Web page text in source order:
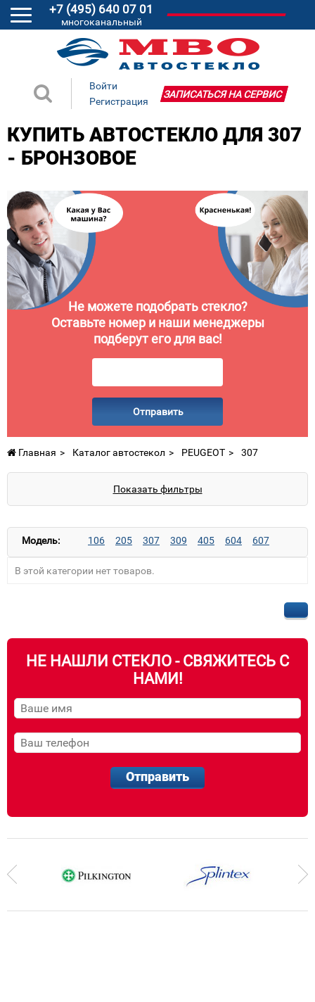
+7 (495) 640 07 01
многоканальный
Войти
Регистрация
ЗАПИСАТЬСЯ НА СЕРВИС
КУПИТЬ АВТОСТЕКЛО ДЛЯ 307
- БРОНЗОВОЕ
Не можете подобрать стекло?
Оставьте номер и наши менеджеры
подберут его для вас!
Отправить
Главная Каталог автостекол PEUGEOT 307
Показать фильтры
Модель: 106 205 307 309 405 604 607
В этой категории нет товаров.
НЕ НАШЛИ СТЕКЛО - СВЯЖИТЕСЬ С
НАМИ!
Отправить